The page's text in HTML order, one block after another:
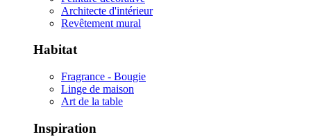
Architecte d'intérieur
Revêtement mural
Habitat
Fragrance - Bougie
Linge de maison
Art de la table
Inspiration